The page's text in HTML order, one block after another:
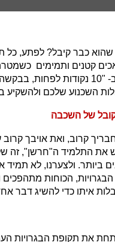
שהוא כבר קיבל? לפתע, כל
קטנים ותמימים
המורים שיעלו את המגן שלהם ב-
השכנוע שלכם
של השכבה
קרוב, ואת אויבך קרוב
את התלמיד ה"חרשן", זה
ביותר. ולצערנו, לא תמיד
הכוחות
איתו כדי להשיג דבר
את תקופת הבגרויות